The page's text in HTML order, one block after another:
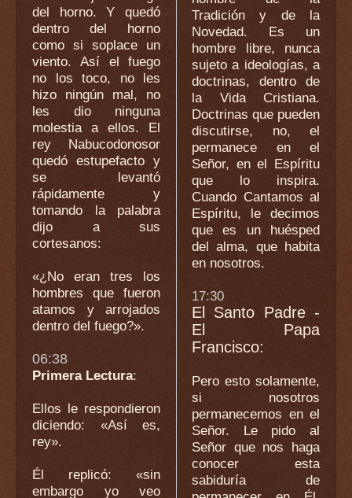
del horno. Y quedó
dentro del horno
como si soplace un
viento. Así el fuego
no los toco, no les
hizo ningún mal, no
les dio ninguna
molestia a ellos. El
rey Nabucodonosor
quedó estupefacto y
se levantó
rápidamente y
tomando la palabra
dijo a sus
cortesanos:
«¿No eran tres los
hombres que fueron
atamos y arrojados
dentro del fuego?».
06:38
Primera Lectura:
Ellos le respondieron
diciendo: «Así es,
rey».
Él replicó: «sin
embargo yo veo
Tradición y de la
Novedad. Es un
hombre libre, nunca
sujeto a ideologías, a
doctrinas, dentro de
la Vida Cristiana.
Doctrinas que pueden
discutirse, no, el
permanece en el
Señor, en el Espíritu
que lo inspira.
Cuando Cantamos al
Espíritu, le decimos
que es un huésped
del alma, que habita
en nosotros.
17:30
El Santo Padre -
El Papa
Francisco:
Pero esto solamente,
si nosotros
permanecemos en el
Señor. Le pido al
Señor que nos haga
conocer esta
sabiduría de